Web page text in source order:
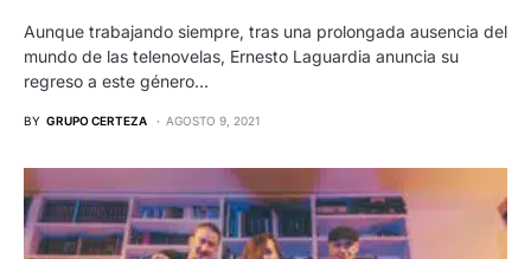
Aunque trabajando siempre, tras una prolongada ausencia del
mundo de las telenovelas, Ernesto Laguardia anuncia su
regreso a este género…
BY GRUPO CERTEZA AGOSTO 9, 2021